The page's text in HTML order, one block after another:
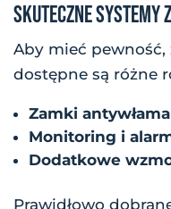
SKUTECZNE SYSTEMY
Aby mieć pewność,
dostępne są różne
Zamki
Monitoring i
Dodatkowe
Prawidłowo